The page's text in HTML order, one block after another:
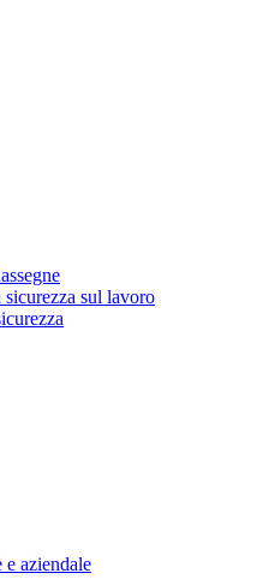
sul lavoro
aziendale